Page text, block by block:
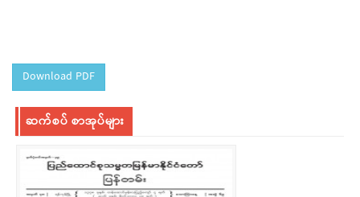
Download PDF
ဆက်စပ် စာအုပ်များ